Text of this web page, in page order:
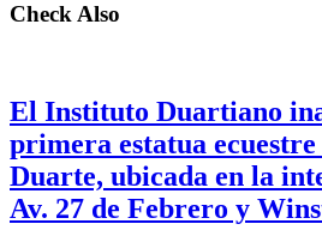
Check Also
El Instituto Duartiano
primera estatua
Duarte, ubicada en la
Av. 27 de Febrero y